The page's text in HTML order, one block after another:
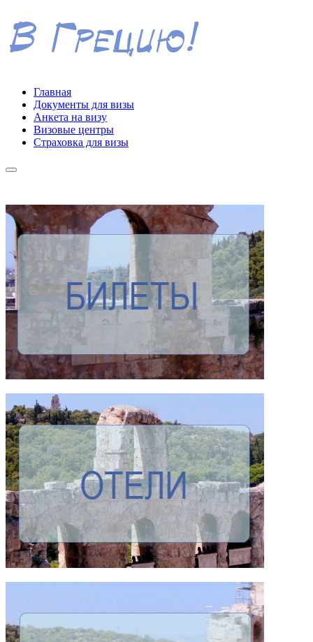
Главная
Документы для визы
Анкета на визу
Визовые центры
Страховка для визы